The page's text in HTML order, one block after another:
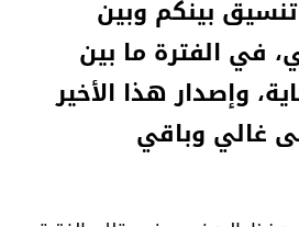
بينكم وبين
في الفترة ما بين
وإصدار هذا الأخير
غالي وباقي